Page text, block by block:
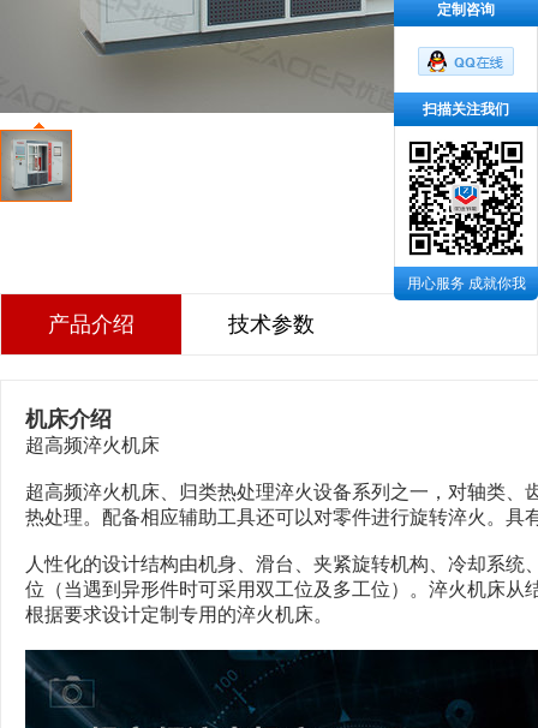
产品介绍 技术参数
机床介绍
超高频淬火机床
超高频淬火机床 、归类热处理淬火设备系列之一，对轴类
热处理。配备相应辅助工具还可以对零件进行旋转淬火。具
人性化的设计结构由机身、滑台、夹紧旋转机构、冷却系
位（当遇到异形件时可采用双工位及多工位）。淬火机床从
根据要求设计定制专用的淬火机床。
定制咨询
扫描关注我们
用心服务 成就你我